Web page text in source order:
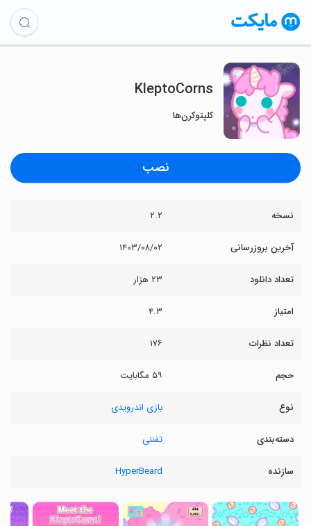
KleptoCorns
کلپتوکرن‌ها
نصب
نسخه ۲.۲
آخرین بروزرسانی ۱۴۰۳/۰۸/۰۲
تعداد دانلود ۲۳ هزار
امتیاز ۴.۳
تعداد نظرات ۱۷۶
حجم ۵۹ مگابایت
نوع بازی اندرویدی
دسته‌بندی تفننی
سازنده HyperBeard